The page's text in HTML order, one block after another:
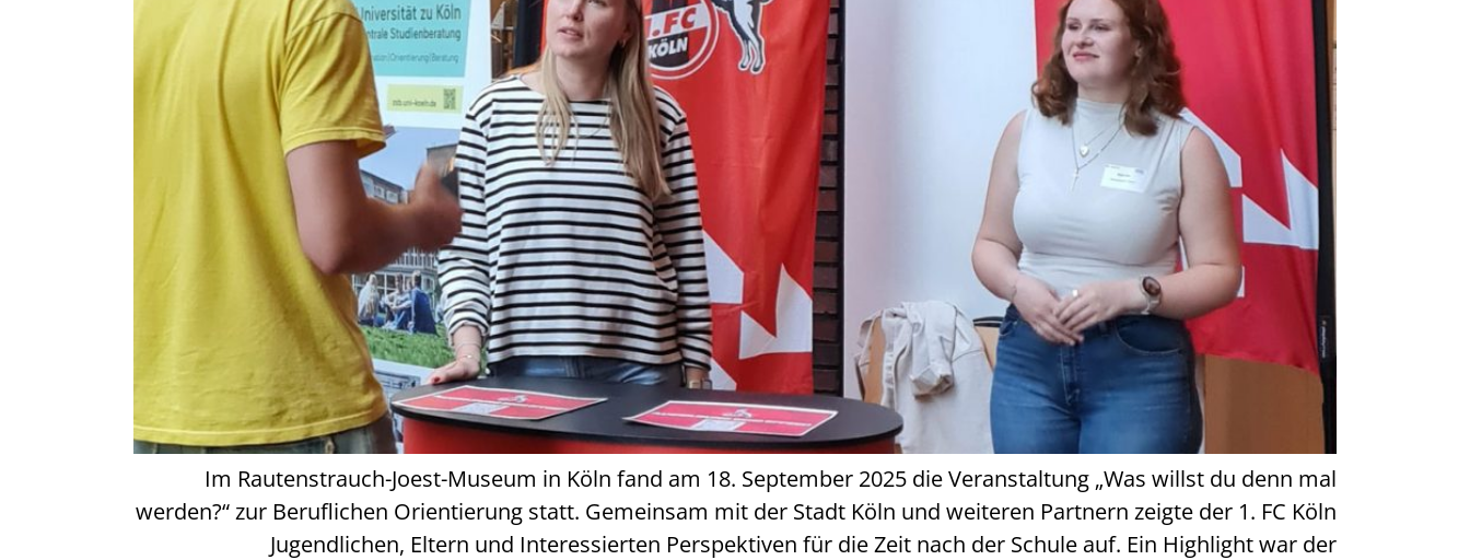
Im Rautenstrauch-Joest-Museum in Köln fand am 18. September 2025 die Veranstaltung „Was willst du denn mal
werden?“ zur Beruflichen Orientierung statt. Gemeinsam mit der Stadt Köln und weiteren Partnern zeigte der 1. FC Köln
Jugendlichen, Eltern und Interessierten Perspektiven für die Zeit nach der Schule auf. Ein Highlight war der